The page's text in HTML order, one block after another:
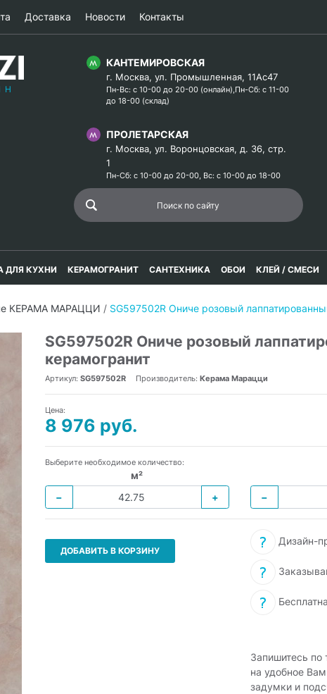
Доставка Новости Контакты
КАНТЕМИРОВСКАЯ
г. Москва, ул. Промышленная, 11Ас47
Пн-Вс: с 10-00 до 20-00 (онлайн),Пн-Сб: с 11-00
до 18-00 (склад)
ПРОЛЕТАРСКАЯ
г. Москва, ул. Воронцовская, д. 36, стр.
1
Пн-Сб: с 10-00 до 20-00, Вс: с 10-00 до 18-00
ДЛЯ КУХНИ КЕРАМОГРАНИТ САНТЕХНИКА ОБОИ КЛЕЙ / СМЕСИ
КЕРАМА МАРАЦЦИ / SG597502R Ониче розовый
SG597502R Ониче розовый
керамогранит
Артикул: SG597502R Производитель: Керама Марацци
Цена:
8 976 руб.
Выберите необходимое количество:
м²
−
+
−
ДОБАВИТЬ В КОРЗИНУ
Дизайн-
Запишитесь по
на удобное
задумки и